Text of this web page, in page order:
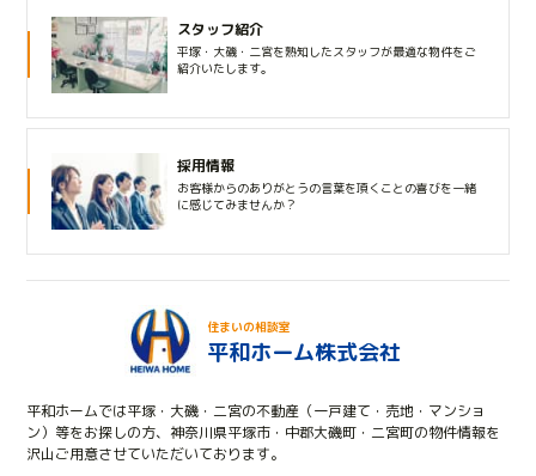
スタッフ紹介
平塚・大磯・二宮を熟知したスタッフが最適な物件をご
紹介いたします。
採用情報
お客様からのありがとうの言葉を頂くことの喜びを一緒
に感じてみませんか？
住まいの相談室
平和ホーム株式会社
平和ホームでは平塚・大磯・二宮の不動産（一戸建て・売地・マンショ
ン）等をお探しの方、神奈川県平塚市・中郡大磯町・二宮町の物件情報を
沢山ご用意させていただいております。